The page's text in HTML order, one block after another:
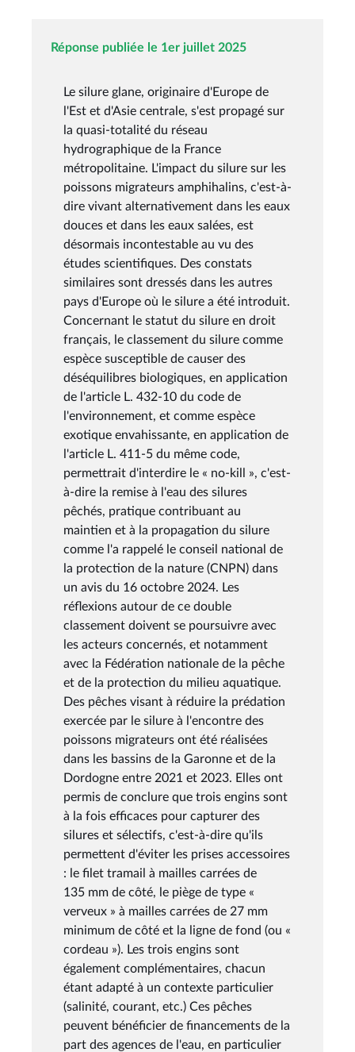
Réponse publiée le 1er juillet 2025
Le silure glane, originaire d'Europe de
l'Est et d'Asie centrale, s'est propagé sur
la quasi-totalité du réseau
hydrographique de la France
métropolitaine. L'impact du silure sur les
poissons migrateurs amphihalins, c'est-à-
dire vivant alternativement dans les eaux
douces et dans les eaux salées, est
désormais incontestable au vu des
études scientifiques. Des constats
similaires sont dressés dans les autres
pays d'Europe où le silure a été introduit.
Concernant le statut du silure en droit
français, le classement du silure comme
espèce susceptible de causer des
déséquilibres biologiques, en application
de l'article L. 432-10 du code de
l'environnement, et comme espèce
exotique envahissante, en application de
l'article L. 411-5 du même code,
permettrait d'interdire le « no-kill », c'est-
à-dire la remise à l'eau des silures
pêchés, pratique contribuant au
maintien et à la propagation du silure
comme l'a rappelé le conseil national de
la protection de la nature (CNPN) dans
un avis du 16 octobre 2024. Les
réflexions autour de ce double
classement doivent se poursuivre avec
les acteurs concernés, et notamment
avec la Fédération nationale de la pêche
et de la protection du milieu aquatique.
Des pêches visant à réduire la prédation
exercée par le silure à l'encontre des
poissons migrateurs ont été réalisées
dans les bassins de la Garonne et de la
Dordogne entre 2021 et 2023. Elles ont
permis de conclure que trois engins sont
à la fois efficaces pour capturer des
silures et sélectifs, c'est-à-dire qu'ils
permettent d'éviter les prises accessoires
: le filet tramail à mailles carrées de
135 mm de côté, le piège de type «
verveux » à mailles carrées de 27 mm
minimum de côté et la ligne de fond (ou «
cordeau »). Les trois engins sont
également complémentaires, chacun
étant adapté à un contexte particulier
(salinité, courant, etc.) Ces pêches
peuvent bénéficier de financements de la
part des agences de l'eau, en particulier